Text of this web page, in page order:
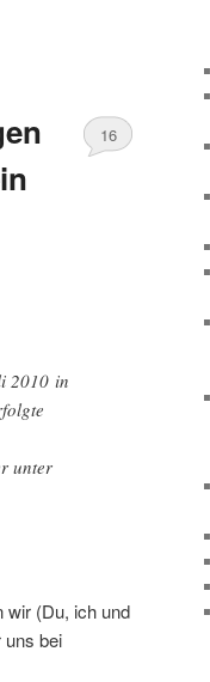
16
2010 in
unter
wir (Du, ich und
uns bei